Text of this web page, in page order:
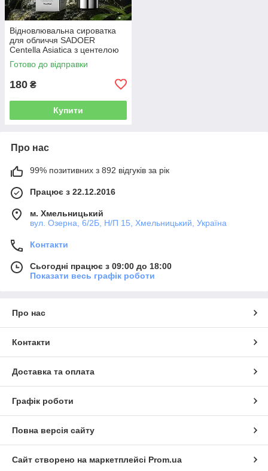
Відновлювальна сироватка
для обличчя SADOER
Centella Asiatica з центелою
азіатською, 50 мл
Готово до відправки
180 ₴
Купити
Про нас
99% позитивних з 892 відгуків за рік
Працює з 22.12.2016
м. Хмельницький
вул. Озерна, 6/2Б, Н/П 15, Хмельницький, Україна
Контакти
Сьогодні працює з 09:00 до 18:00
Показати весь графік роботи
Про нас
Контакти
Доставка та оплата
Графік роботи
Повна версія сайту
Сайт створено на маркетплейсі Prom.ua